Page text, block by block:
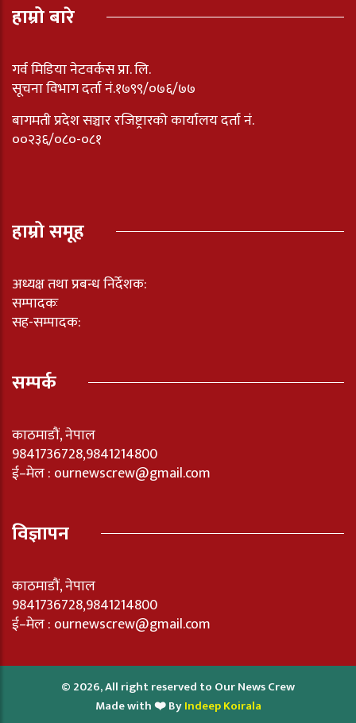
हाम्रो बारे
गर्व मिडिया नेटवर्कस प्रा. लि.
सूचना विभाग दर्ता नं.१७९९/०७६/७७
बागमती प्रदेश सञ्चार रजिष्ट्रारको कार्यालय दर्ता नंं.
००२३६/०८०-०८१
हाम्रो समूह
अध्यक्ष तथा प्रबन्ध निर्देशक:
सम्पादकः
सह-सम्पादक:
सम्पर्क
काठमाडौं, नेपाल
9841736728,9841214800
ई–मेल : ournewscrew@gmail.com
विज्ञापन
काठमाडौं, नेपाल
9841736728,9841214800
ई–मेल : ournewscrew@gmail.com
© 2026, All right reserved to Our News Crew
Made with ❤️ ByIndeep Koirala